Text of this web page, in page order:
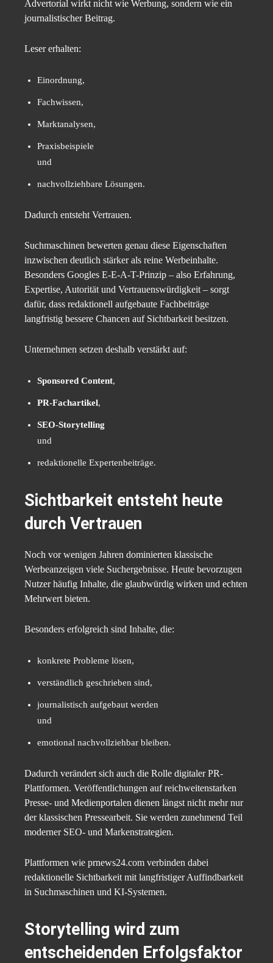
Advertorial wirkt nicht wie Werbung, sondern wie ein
journalistischer Beitrag.
Leser erhalten:
Einordnung,
Fachwissen,
Marktanalysen,
Praxisbeispiele
und
nachvollziehbare Lösungen.
Dadurch entsteht Vertrauen.
Suchmaschinen bewerten genau diese Eigenschaften
inzwischen deutlich stärker als reine Werbeinhalte.
Besonders Googles E-E-A-T-Prinzip – also Erfahrung,
Expertise, Autorität und Vertrauenswürdigkeit – sorgt
dafür, dass redaktionell aufgebaute Fachbeiträge
langfristig bessere Chancen auf Sichtbarkeit besitzen.
Unternehmen setzen deshalb verstärkt auf:
Sponsored Content,
PR-Fachartikel,
SEO-Storytelling
und
redaktionelle Expertenbeiträge.
Sichtbarkeit entsteht heute
durch Vertrauen
Noch vor wenigen Jahren dominierten klassische
Werbeanzeigen viele Suchergebnisse. Heute bevorzugen
Nutzer häufig Inhalte, die glaubwürdig wirken und echten
Mehrwert bieten.
Besonders erfolgreich sind Inhalte, die:
konkrete Probleme lösen,
verständlich geschrieben sind,
journalistisch aufgebaut werden
und
emotional nachvollziehbar bleiben.
Dadurch verändert sich auch die Rolle digitaler PR-
Plattformen. Veröffentlichungen auf reichweitenstarken
Presse- und Medienportalen dienen längst nicht mehr nur
der klassischen Pressearbeit. Sie werden zunehmend Teil
moderner SEO- und Markenstrategien.
Plattformen wie prnews24.com verbinden dabei
redaktionelle Sichtbarkeit mit langfristiger Auffindbarkeit
in Suchmaschinen und KI-Systemen.
Storytelling wird zum
entscheidenden Erfolgsfaktor